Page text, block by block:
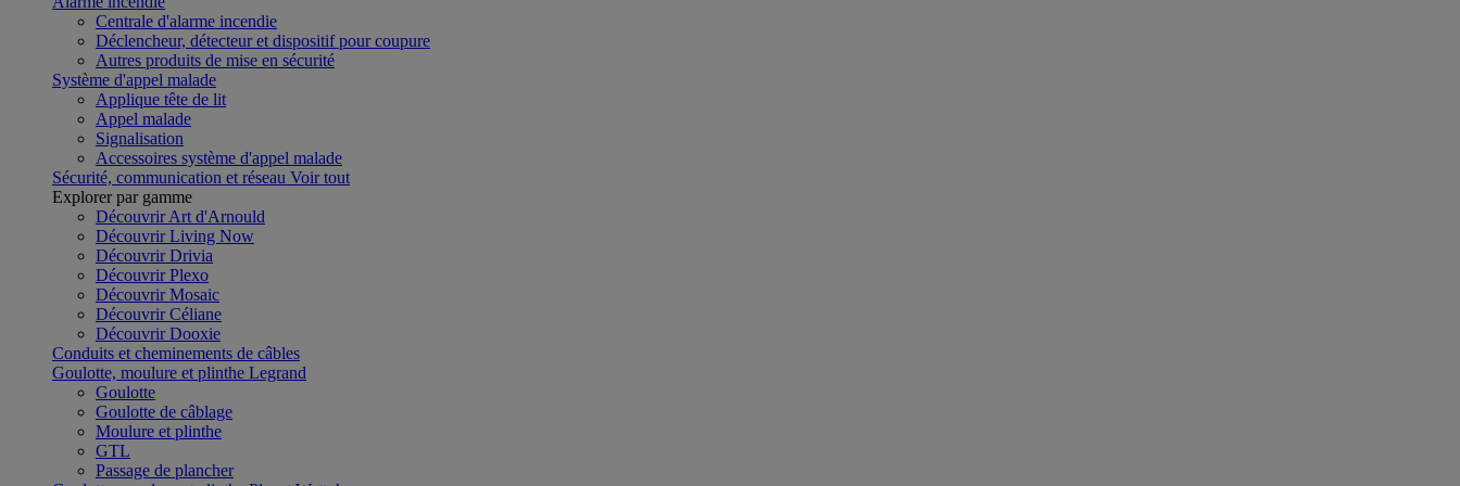
Centrale d'alarme incendie
Déclencheur, détecteur et dispositif pour coupure
Autres produits de mise en sécurité
Système d'appel malade
Applique tête de lit
Appel malade
Signalisation
Accessoires système d'appel malade
Sécurité, communication et réseau Voir tout
Explorer par gamme
Découvrir Art d'Arnould
Découvrir Living Now
Découvrir Drivia
Découvrir Plexo
Découvrir Mosaic
Découvrir Céliane
Découvrir Dooxie
Conduits et cheminements de câbles
Goulotte, moulure et plinthe Legrand
Goulotte
Goulotte de câblage
Moulure et plinthe
GTL
Passage de plancher